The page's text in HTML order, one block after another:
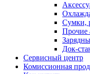
Сумки,
Прочие
Док-
Сервисный центр
Комиссионная